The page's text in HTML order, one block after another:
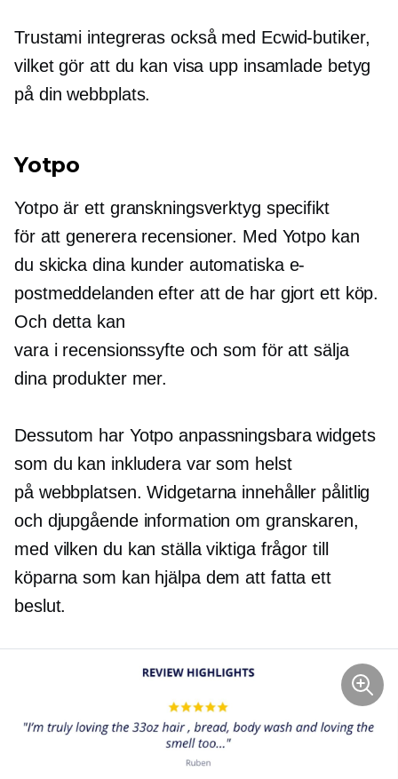
Trustami integreras också med Ecwid-butiker,
vilket gör att du kan visa upp insamlade betyg
på din webbplats.
Yotpo
Yotpo är ett granskningsverktyg specifikt
för att generera recensioner. Med Yotpo kan
du skicka dina kunder automatiska e-
postmeddelanden efter att de har gjort ett köp.
Och detta kan
vara i recensionssyfte och som för att sälja
dina produkter mer.
Dessutom har Yotpo anpassningsbara widgets
som du kan inkludera var som helst
på webbplatsen. Widgetarna innehåller pålitlig
och djupgående information om granskaren,
med vilken du kan ställa viktiga frågor till
köparna som kan hjälpa dem att fatta ett
beslut.